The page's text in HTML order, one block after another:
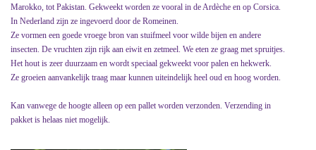
Marokko, tot Pakistan. Gekweekt worden ze vooral in de Ardèche en op Corsica.
In Nederland zijn ze ingevoerd door de Romeinen.
Ze vormen een goede vroege bron van stuifmeel voor wilde bijen en andere
insecten. De vruchten zijn rijk aan eiwit en zetmeel. We eten ze graag met spruitjes.
Het hout is zeer duurzaam en wordt speciaal gekweekt voor palen en hekwerk.
Ze groeien aanvankelijk traag maar kunnen uiteindelijk heel oud en hoog worden.
Kan vanwege de hoogte alleen op een pallet worden verzonden. Verzending in
pakket is helaas niet mogelijk.